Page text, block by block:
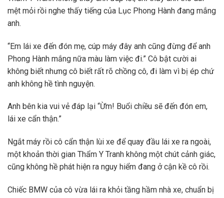
mệt mỏi rồi nghe thấy tiếng của Lục Phong Hành đang mắng
anh.
“Em lái xe đến đón mẹ, cúp máy đây anh cũng đừng để anh
Phong Hành mắng nữa màu làm việc đi.” Cô bật cười ai
không biết nhưng cô biết rất rõ chồng cô, đi làm vì bị ép chứ
anh không hề tình nguyện.
Anh bên kia vui vẻ đáp lại “Ừm! Buổi chiều sẽ đến đón em,
lái xe cẩn thận.”
Ngắt máy rồi cô cẩn thận lùi xe để quay đầu lái xe ra ngoài,
một khoản thời gian Thẩm Y Tranh không một chút cảnh giác,
cũng không hề phát hiện ra nguy hiểm đang ở cận kề cô rồi.
Chiếc BMW của cô vừa lái ra khỏi tầng hầm nhà xe, chuẩn bị